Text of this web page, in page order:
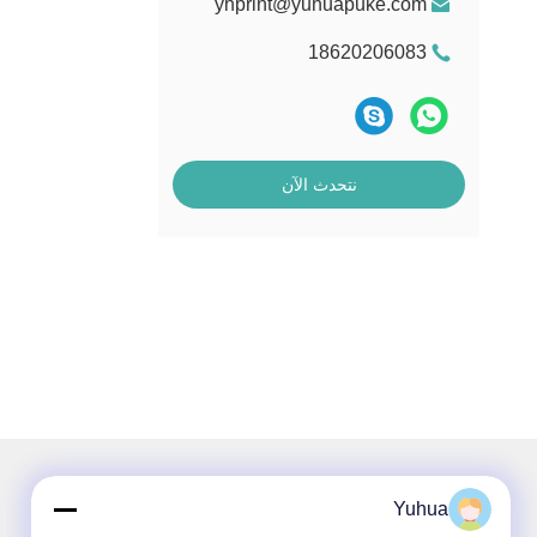
yhprint@yuhuapuke.com
18620206083
نتحدث الآن
Yuhua